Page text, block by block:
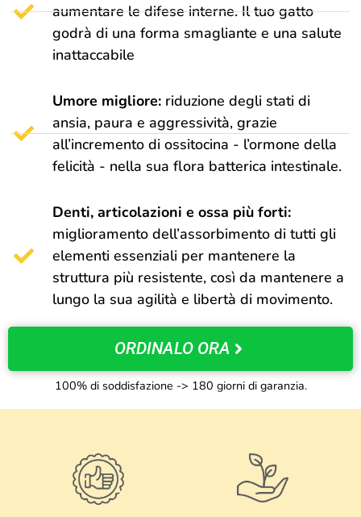
aumentare le difese interne. Il tuo gatto
godrà di una forma smagliante e una salute
inattaccabile
Umore migliore: riduzione degli stati di
ansia, paura e aggressività, grazie
all’incremento di ossitocina - l’ormone della
felicità - nella sua flora batterica intestinale.
Denti, articolazioni e ossa più forti:
miglioramento dell’assorbimento di tutti gli
elementi essenziali per mantenere la
struttura più resistente, così da mantenere a
lungo la sua agilità e libertà di movimento.
ORDINALO ORA
100% di soddisfazione -> 180 giorni di garanzia.